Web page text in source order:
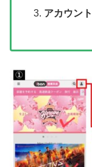
アカウン